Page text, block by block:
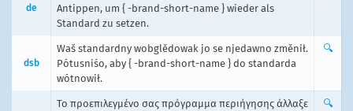
de
Antippen, um { -brand-short-name } wieder als
Standard zu setzen.
dsb
Waš standardny wobglědowak jo se njedawno změnił.
Pótusniśo, aby { -brand-short-name } do standarda
wótnowił.
🔍
Το προεπιλεγμένο σας πρόγραμμα περιήγησης άλλαξε
🔍